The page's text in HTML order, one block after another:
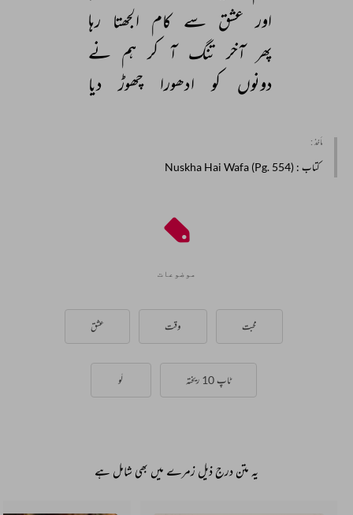
اور عشق سے کام الجھتا رہا
پھر آخر تنگ آ کر ہم نے
دونوں
کو ادھورا چھوڑ دیا
مأخذ :
کتاب : Nuskha Hai Wafa (Pg. 554)
موضوعات
محبت وقت عشق
ٹاپ 10 ریختہ لَو
یہ متن درج ذیل زمرے میں بھی شامل ہے